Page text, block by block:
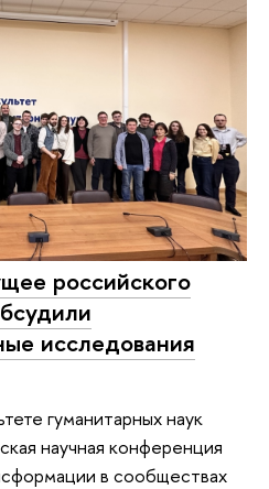
российского
исследования
гуманитарных наук
научная конференция
в сообществах